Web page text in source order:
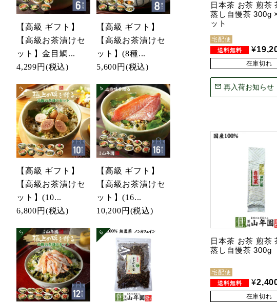
【高級 ギフト】
【高級お茶漬けセ
ット】金目鯛...
4,299円 (税込)
【高級 ギフト】
【高級お茶漬けセ
ット】(8種...
5,600円 (税込)
【高級 ギフト】
【高級お茶漬けセ
ット】(10...
6,800円 (税込)
【高級 ギフト】
【高級お茶漬けセ
ット】(16...
10,200円 (税込)
日本茶 お茶 煎茶
蒸し自慢茶 300g
ット
宅配便
¥
在庫切れ
再入荷お知らせ
日本茶 お茶 煎茶
蒸し自慢茶 300g
宅配便
¥
在庫切れ